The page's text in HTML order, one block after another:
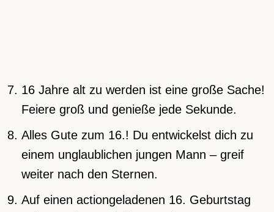
16 Jahre alt zu werden ist eine große Sache!
Feiere groß und genieße jede Sekunde.
Alles Gute zum 16.! Du entwickelst dich zu
einem unglaublichen jungen Mann – greif
weiter nach den Sternen.
Auf einen actiongeladenen 16. Geburtstag